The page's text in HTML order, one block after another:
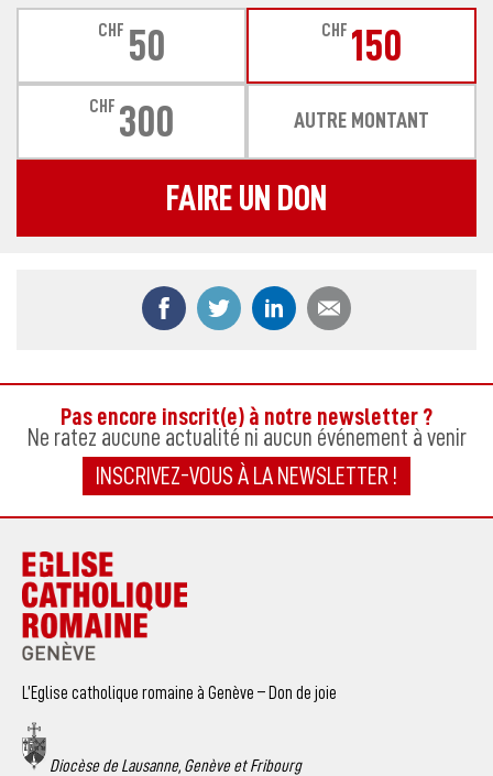
CHF 50 CHF 150
CHF 300 AUTRE MONTANT
FAIRE UN DON
Partager ce contenu sur Facebook
Partager ce contenu sur Twitter
Partager ce contenu
Pas encore inscrit(e) à notre newsletter ?
Ne ratez aucune actualité ni aucun événement à venir
INSCRIVEZ-VOUS À LA NEWSLETTER !
L’Eglise catholique romaine à Genève – Don de joie
Diocèse de Lausanne, Genève et Fribourg